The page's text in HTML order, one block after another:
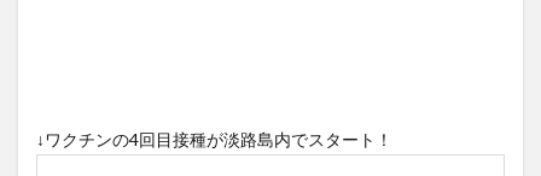
↓ワクチンの4回目接種が淡路島内でスタート！